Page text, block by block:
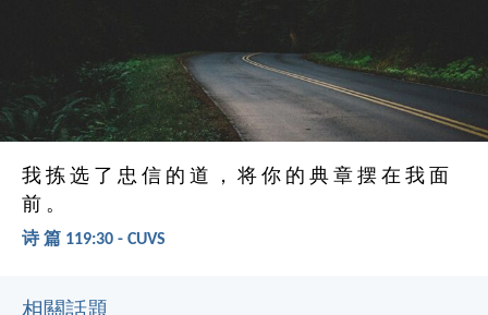
我 拣 选 了 忠 信 的 道 ， 将 你 的 典 章 摆 在 我 面
前 。
诗 篇 119:30 - CUVS